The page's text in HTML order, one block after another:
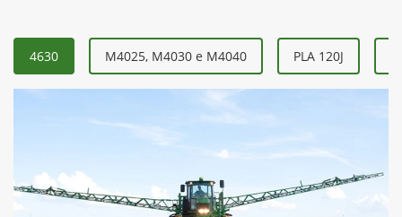
4630 M4025, M4030 e M4040 PLA 120J